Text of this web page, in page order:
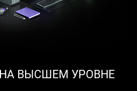
ВЫСШЕМ УРОВНЕ